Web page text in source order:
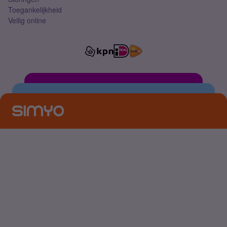
Toegankelijkheid
Veilig online